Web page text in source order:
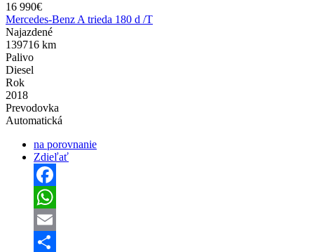
16 990€
Mercedes-Benz A trieda 180 d /T
Najazdené
139716 km
Palivo
Diesel
Rok
2018
Prevodovka
Automatická
na porovnanie
Zdieľať
Facebook
WhatsApp
Email